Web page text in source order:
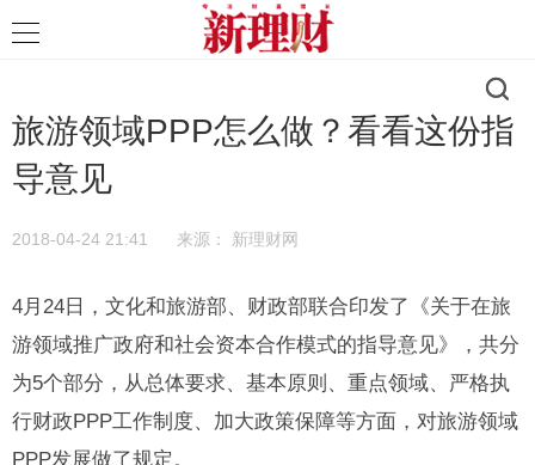
旅游领域PPP怎么做？看看这份指
导意见
2018-04-24 21:41 来源： 新理财网
4月24日，文化和旅游部、财政部联合印发了《关于在旅
游领域推广政府和社会资本合作模式的指导意见》，共分
为5个部分，从总体要求、基本原则、重点领域、严格执
行财政PPP工作制度、加大政策保障等方面，对旅游领域
PPP发展做了规定。